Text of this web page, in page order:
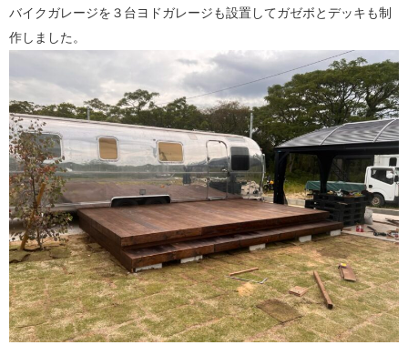
バイクガレージを３台ヨドガレージも設置してガゼボとデッキも制
作しました。